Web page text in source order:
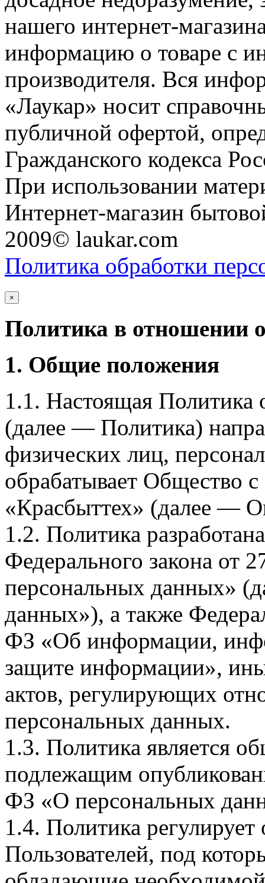
нашего интернет-
информацию о товаре с
производителя. Вся
«Лаукар» носит
публичной офертой,
Гражданского кодекса
При использовании
Интернет-магазин
2009© laukar.com
Политика обработки
×
Политика в отношении
1. Общие положения
1.1. Настоящая Политика
(далее — Политика)
физических лиц,
обрабатывает Общество
«Красбыттех» (далее —
1.2. Политика
Федерального закона
персональных данных»
данных»), а также
ФЗ «Об информации,
защите информации»,
актов, регулирующих
персональных данных.
1.3. Политика является
подлежащим
ФЗ «О персональных
1.4. Политика
Пользователей, под